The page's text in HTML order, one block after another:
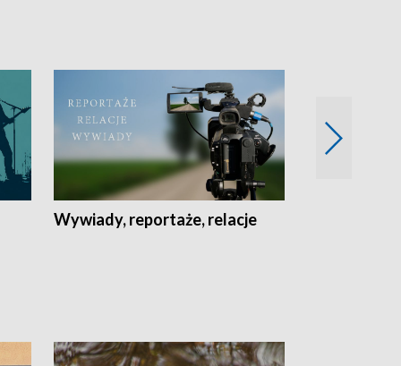
Wywiady, reportaże, relacje